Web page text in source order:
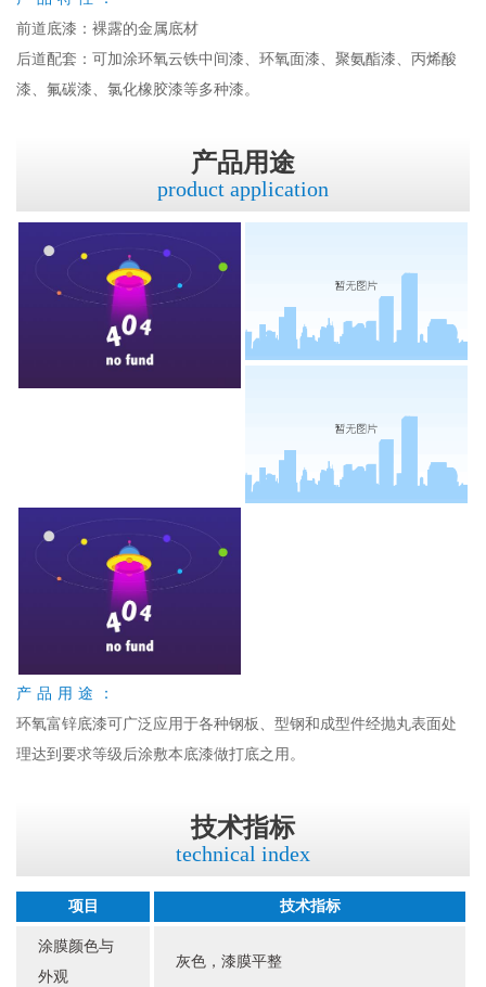
前道底漆：裸露的金属底材
后道配套：可加涂环氧云铁中间漆、环氧面漆、聚氨酯漆、丙烯酸
漆、氟碳漆、氯化橡胶漆等多种漆。
产品用途
product application
产品用途：
环氧富锌底漆可广泛应用于各种钢板、型钢和成型件经抛丸表面处
理达到要求等级后涂敷本底漆做打底之用。
技术指标
technical index
项目 技术指标
涂膜颜色与
外观
灰色，漆膜平整